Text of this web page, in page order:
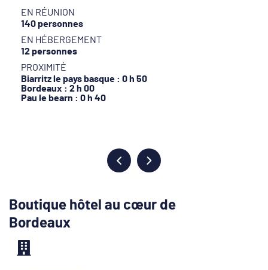
EN RÉUNION
140 personnes
EN HÉBERGEMENT
12 personnes
PROXIMITÉ
Biarritz le pays basque : 0 h 50
Bordeaux : 2 h 00
Pau le bearn : 0 h 40
Boutique hôtel au cœur de
Bordeaux